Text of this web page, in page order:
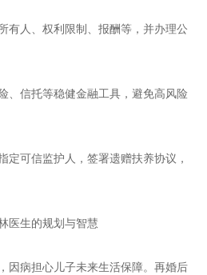
有人、权利限制、报酬等，并办理公
、信托等稳健金融工具，避免高风险
定可信监护人，签署遗赠扶养协议，
医生的规划与智慧
因病担心儿子未来生活保障。再婚后